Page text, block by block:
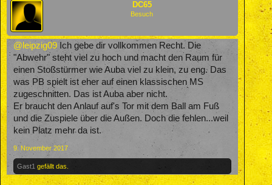
DC65
Besuch
@leipzig09 Ich gebe dir vollkommen Recht. Die
"Abwehr" steht viel zu hoch und macht den Raum für
einen Stoßstürmer wie Auba viel zu klein, zu eng. Das
was PB spielt ist eher auf einen klassischen MS
zugeschnitten. Das ist Auba aber nicht.
Er braucht den Anlauf auf's Tor mit dem Ball am Fuß
und die Zuspiele über die Außen. Doch die fehlen...weil
kein Platz mehr da ist.
9. November 2017
Gast1 gefällt das.